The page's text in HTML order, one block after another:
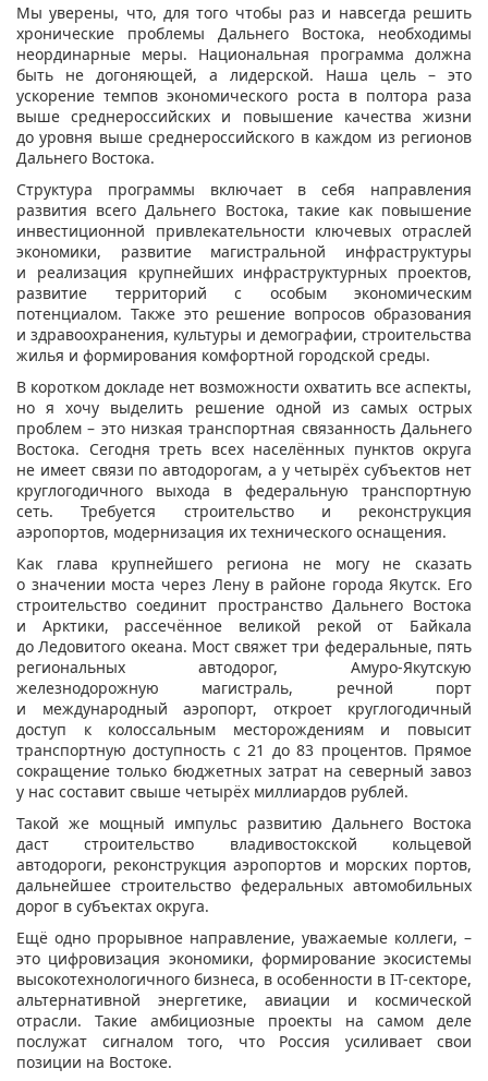
Мы уверены, что, для того чтобы раз и навсегда решить
хронические проблемы Дальнего Востока, необходимы
неординарные меры. Национальная программа должна
быть не догоняющей, а лидерской. Наша цель – это
ускорение темпов экономического роста в полтора раза
выше среднероссийских и повышение качества жизни
до уровня выше среднероссийского в каждом из регионов
Дальнего Востока.
Структура программы включает в себя направления
развития всего Дальнего Востока, такие как повышение
инвестиционной привлекательности ключевых отраслей
экономики, развитие магистральной инфраструктуры
и реализация крупнейших инфраструктурных проектов,
развитие территорий с особым экономическим
потенциалом. Также это решение вопросов образования
и здравоохранения, культуры и демографии, строительства
жилья и формирования комфортной городской среды.
В коротком докладе нет возможности охватить все аспекты,
но я хочу выделить решение одной из самых острых
проблем – это низкая транспортная связанность Дальнего
Востока. Сегодня треть всех населённых пунктов округа
не имеет связи по автодорогам, а у четырёх субъектов нет
круглогодичного выхода в федеральную транспортную
сеть. Требуется строительство и реконструкция
аэропортов, модернизация их технического оснащения.
Как глава крупнейшего региона не могу не сказать
о значении моста через Лену в районе города Якутск. Его
строительство соединит пространство Дальнего Востока
и Арктики, рассечённое великой рекой от Байкала
до Ледовитого океана. Мост свяжет три федеральные, пять
региональных автодорог, Амуро-Якутскую
железнодорожную магистраль, речной порт
и международный аэропорт, откроет круглогодичный
доступ к колоссальным месторождениям и повысит
транспортную доступность с 21 до 83 процентов. Прямое
сокращение только бюджетных затрат на северный завоз
у нас составит свыше четырёх миллиардов рублей.
Такой же мощный импульс развитию Дальнего Востока
даст строительство владивостокской кольцевой
автодороги, реконструкция аэропортов и морских портов,
дальнейшее строительство федеральных автомобильных
дорог в субъектах округа.
Ещё одно прорывное направление, уважаемые коллеги, –
это цифровизация экономики, формирование экосистемы
высокотехнологичного бизнеса, в особенности в IT-секторе,
альтернативной энергетике, авиации и космической
отрасли. Такие амбициозные проекты на самом деле
послужат сигналом того, что Россия усиливает свои
позиции на Востоке.